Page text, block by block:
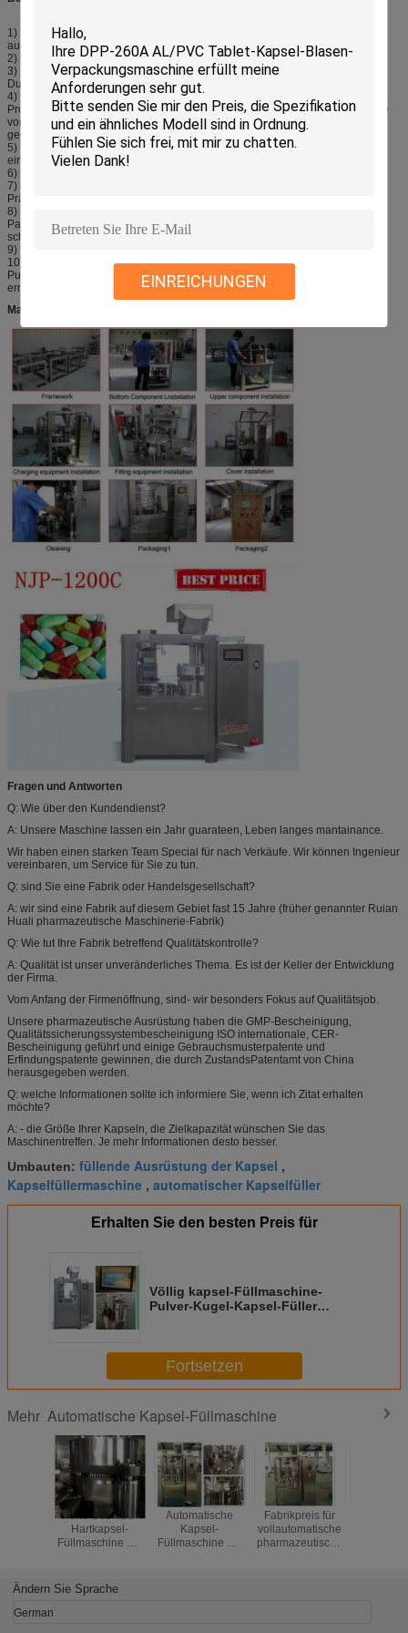
EINREICHUNGEN
1) Maschine geliefert mit HMI, PLC-Prüfer. Bereiten Sie vor, um an
automatisches Managementcomputernetzwerk anzuschließen.
2) on-line-Überwachung von Laufstatus, Ausfalldiagnosenanzeige.
3) Fütterungswarnung der leeren Kapsel, Selbsthalt auf der Pulverfütterung.
Durchschnittliche Dosierung der Garantie.
4) mit Faseroptik-Sensor Omron und Mikrodrucker, die
Produktionsinformationen wie Stromabgabe, kumulative Produktion und Rate
von den Endprodukten gezeigt auf dem Touch Screen, der automatisch
gedruckt werden kann.
5) verhindert total beiliegende Rahmendrehtabelle Verschmutzung, und ist
einfach zu säubern.
6) füllende Struktur besonders bestimmt für einfache Reinigung.
7) liefern Komponenten der hohen Qualität des Ansteuersystems hohe
Präzision.
8) pulverisieren Innere-Pulverkammer des Homogenisierers (chinesisches
Patent), sicherstellt gleichmäßige Verteilung des füllenden Pulvers, sogar mit
schlechtem flüssigem Pulver.
9) Doppel-Nockenkugeln, die Gerät einziehen (chinesisches Patent).
10) kann 80% von verlorenem Pulver in füllendem Abschnitt durch
Pulverkollektor (chinesisches Patent) wieder hergestellt werden und ihm
ermöglichen wiederverwendet zu werden.
Maschine machen Schritte
Fragen und Antworten
Q: Wie über den Kundendienst?
A: Unsere Maschine lassen ein Jahr guarateen, Leben langes mantainance.
Wir haben einen starken Team Special für nach Verkäufe. Wir können Ingenieur
vereinbaren, um Service für Sie zu tun.
Q: sind Sie eine Fabrik oder Handelsgesellschaft?
A: wir sind eine Fabrik auf diesem Gebiet fast 15 Jahre (früher genannter Ruian
Huali pharmazeutische Maschinerie-Fabrik)
Q: Wie tut Ihre Fabrik betreffend Qualitätskontrolle?
A: Qualität ist unser unveränderliches Thema. Es ist der Keller der Entwicklung
der Firma.
Vom Anfang der Firmenöffnung, sind- wir besonders Fokus auf Qualitätsjob.
Unsere pharmazeutische Ausrüstung haben die GMP-Bescheinigung,
Qualitätssicherungssystembescheinigung ISO internationale, CER-
Bescheinigung geführt und einige Gebrauchsmusterpatente und
Erfindungspatente gewinnen, die durch ZustandsPatentamt von China
herausgegeben werden.
Q: welche Informationen sollte ich informiere Sie, wenn ich Zitat erhalten
möchte?
A: - die Größe Ihrer Kapseln, die Zielkapazität wünschen Sie das
Maschinentreffen. Je mehr Informationen desto besser.
Umbauten: füllende Ausrüstung der Kapsel ,
Kapselfüllermaschine , automatischer Kapselfüller
Erhalten Sie den besten Preis für
Völlig kapsel-Füllmaschine-
Pulver-Kugel-Kapsel-Füller
Fortsetzen
Mehr Automatische Kapsel-Füllmaschine
Hohe Getriebe-
Hartkapsel-
Füllmaschine mit
Automatische
Kapsel-
Füllmaschine mit
Fabrikpreis für
vollautomatische
pharmazeutische
Ändern Sie Sprache
German